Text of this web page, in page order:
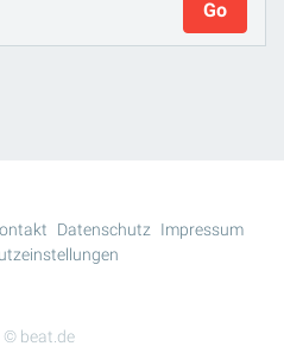
© beat.de
Datenschutz
Impressum